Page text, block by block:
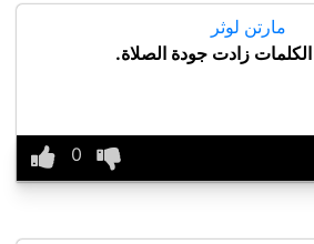
مارتن لوثر
زادت جودة الصلاة.